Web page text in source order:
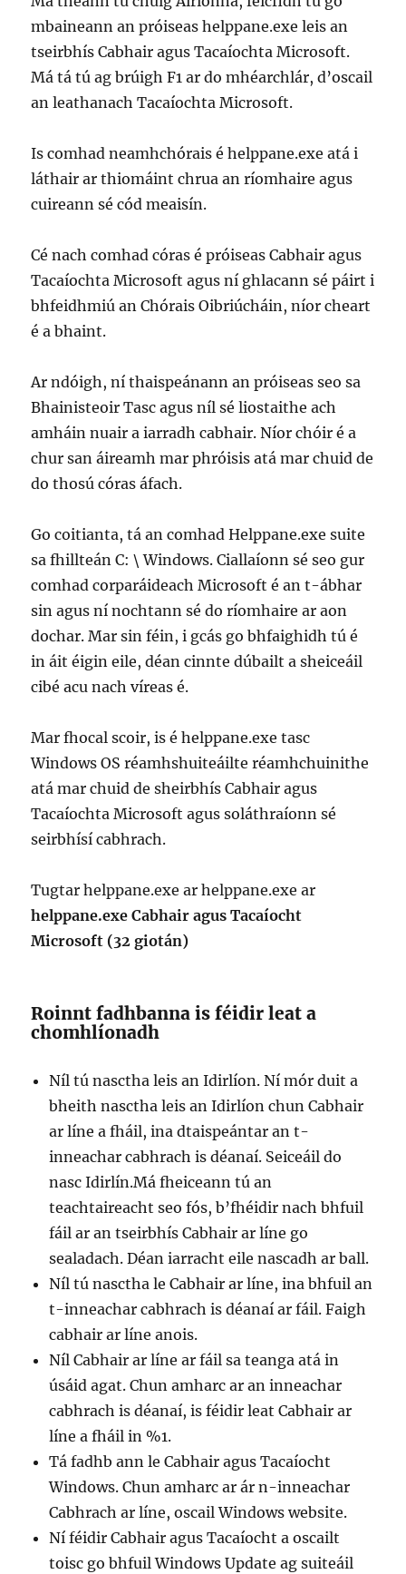
mbaineann an próiseas helppane.exe leis an
tseirbhís Cabhair agus Tacaíochta Microsoft.
Má tá tú ag brúigh F1 ar do mhéarchlár, d’oscail
an leathanach Tacaíochta Microsoft.
Is comhad neamhchórais é helppane.exe atá i
láthair ar thiomáint chrua an ríomhaire agus
cuireann sé cód meaisín.
Cé nach comhad córas é próiseas Cabhair agus
Tacaíochta Microsoft agus ní ghlacann sé páirt i
bhfeidhmiú an Chórais Oibriúcháin, níor cheart
é a bhaint.
Ar ndóigh, ní thaispeánann an próiseas seo sa
Bhainisteoir Tasc agus níl sé liostaithe ach
amháin nuair a iarradh cabhair. Níor chóir é a
chur san áireamh mar phróisis atá mar chuid de
do thosú córas áfach.
Go coitianta, tá an comhad Helppane.exe suite
sa fhillteán C: \ Windows. Ciallaíonn sé seo gur
comhad corparáideach Microsoft é an t-ábhar
sin agus ní nochtann sé do ríomhaire ar aon
dochar. Mar sin féin, i gcás go bhfaighidh tú é
in áit éigin eile, déan cinnte dúbailt a sheiceáil
cibé acu nach víreas é.
Mar fhocal scoir, is é helppane.exe tasc
Windows OS réamhshuiteáilte réamhchuinithe
atá mar chuid de sheirbhís Cabhair agus
Tacaíochta Microsoft agus soláthraíonn sé
seirbhísí cabhrach.
Tugtar helppane.exe ar helppane.exe ar
helppane.exe Cabhair agus Tacaíocht
Microsoft (32 giotán)
Roinnt fadhbanna is féidir leat a
chomhlíonadh
Níl tú nasctha leis an Idirlíon. Ní mór duit a
bheith nasctha leis an Idirlíon chun Cabhair
ar líne a fháil, ina dtaispeántar an t-
inneachar cabhrach is déanaí. Seiceáil do
nasc Idirlín.Má fheiceann tú an
teachtaireacht seo fós, b’fhéidir nach bhfuil
fáil ar an tseirbhís Cabhair ar líne go
sealadach. Déan iarracht eile nascadh ar ball.
Níl tú nasctha le Cabhair ar líne, ina bhfuil an
t-inneachar cabhrach is déanaí ar fáil. Faigh
cabhair ar líne anois.
Níl Cabhair ar líne ar fáil sa teanga atá in
úsáid agat. Chun amharc ar an inneachar
cabhrach is déanaí, is féidir leat Cabhair ar
líne a fháil in %1.
Tá fadhb ann le Cabhair agus Tacaíocht
Windows. Chun amharc ar ár n-inneachar
Cabhrach ar líne, oscail Windows website.
Ní féidir Cabhair agus Tacaíocht a oscailt
toisc go bhfuil Windows Update ag suiteáil